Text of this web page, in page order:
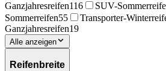
Ganzjahresreifen116 SUV-
Sommerreifen55 Transporter-
Ganzjahresreifen19
Alle anzeigen
Reifenbreite